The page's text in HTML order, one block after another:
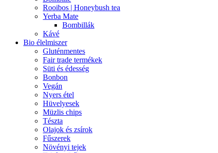
Rooibos | Honeybush tea
Yerba Mate
Bombillák
Kávé
Bio élelmiszer
Gluténmentes
Fair trade termékek
Süti és édesség
Bonbon
Vegán
Nyers étel
Hüvelyesek
Müzlis chips
Tészta
Olajok és zsírok
Fűszerek
Növényi tejek